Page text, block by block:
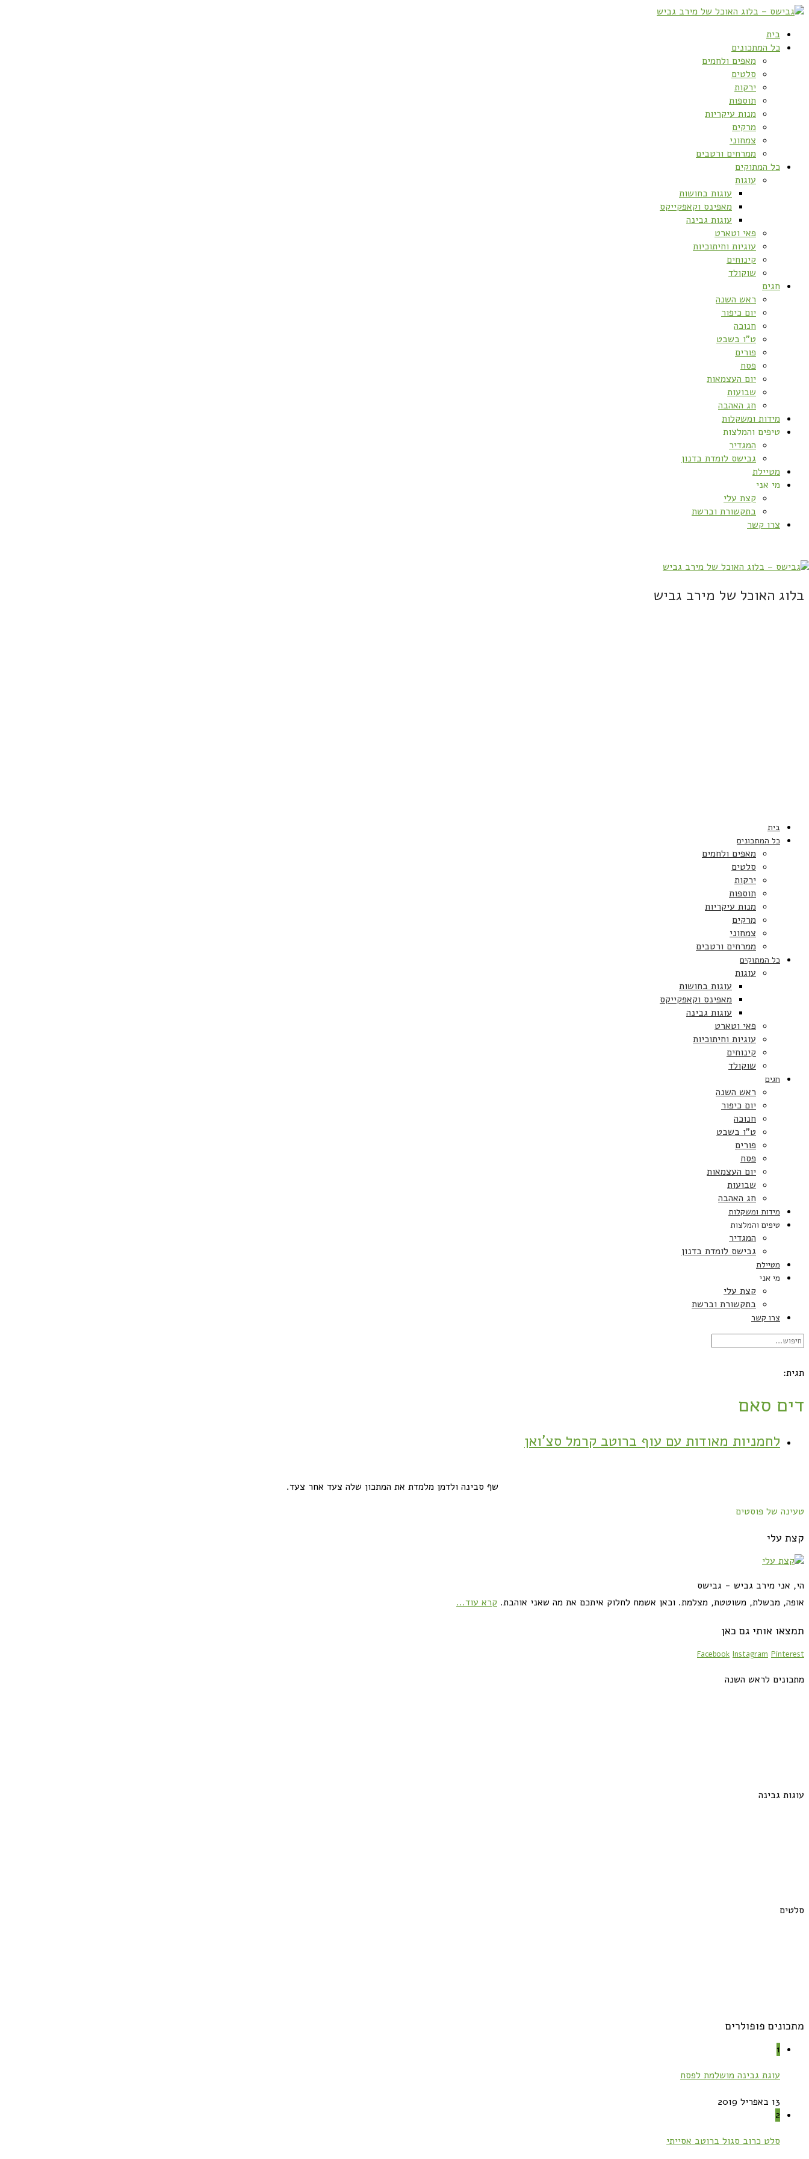
בית
כל המתכונים
מאפים ולחמים
סלטים
ירקות
תוספות
מנות עיקריות
מרקים
צמחוני
ממרחים ורטבים
כל המתוקים
עוגות
עוגות בחושות
מאפינס וקאפקייקס
עוגות גבינה
פאי וטארט
עוגיות וחיתוכיות
קינוחים
שוקולד
חגים
ראש השנה
יום כיפור
חנוכה
ט”ו בשבט
פורים
פסח
יום העצמאות
שבועות
חג האהבה
מידות ומשקלות
טיפים והמלצות
המגדיר
גבישס לומדת בדנון
מטיילת
מי אני
קצת עלי
בתקשורת וברשת
צרו קשר
בלוג האוכל של מירב גביש
בית
כל המתכונים
מאפים ולחמים
סלטים
ירקות
תוספות
מנות עיקריות
מרקים
צמחוני
ממרחים ורטבים
כל המתוקים
עוגות
עוגות בחושות
מאפינס וקאפקייקס
עוגות גבינה
פאי וטארט
עוגיות וחיתוכיות
קינוחים
שוקולד
חגים
ראש השנה
יום כיפור
חנוכה
ט”ו בשבט
פורים
פסח
יום העצמאות
שבועות
חג האהבה
מידות ומשקלות
טיפים והמלצות
המגדיר
גבישס לומדת בדנון
מטיילת
מי אני
קצת עלי
בתקשורת וברשת
צרו קשר
תגית:
דים סאם
לחמניות מאודות עם עוף ברוטב קרמל סצ'ואן
שף סבינה ולדמן מלמדת את המתכון שלה צעד אחר צעד.
טעינה של פוסטים
קצת עלי
הי, אני מירב גביש - גבישס
אופה, מבשלת, משוטטת, מצלמת. וכאן אשמח לחלוק איתכם את מה שאני אוהבת. קרא עוד...
תמצאו אותי גם כאן
Facebook Instagram Pinterest
מתכונים לראש השנה
עוגות גבינה
סלטים
מתכונים פופולרים
1
עוגת גבינה מושלמת לפסח
13 באפריל 2019
2
סלט כרוב סגול ברוטב אסייתי